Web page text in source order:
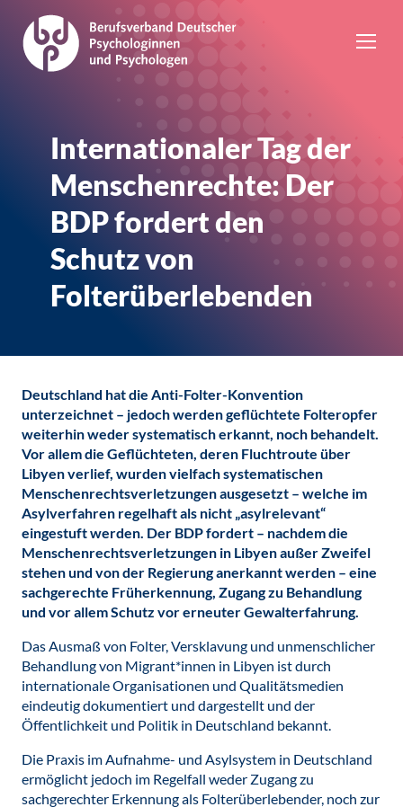
Internationaler Tag der
Menschenrechte: Der
BDP fordert den
Schutz von
Folterüberlebenden
Deutschland hat die Anti-Folter-Konvention
unterzeichnet – jedoch werden geflüchtete Folteropfer
weiterhin weder systematisch erkannt, noch behandelt.
Vor allem die Geflüchteten, deren Fluchtroute über
Libyen verlief, wurden vielfach systematischen
Menschenrechtsverletzungen ausgesetzt – welche im
Asylverfahren regelhaft als nicht „asylrelevant“
eingestuft werden. Der BDP fordert – nachdem die
Menschenrechtsverletzungen in Libyen außer Zweifel
stehen und von der Regierung anerkannt werden – eine
sachgerechte Früherkennung, Zugang zu Behandlung
und vor allem Schutz vor erneuter Gewalterfahrung.
Das Ausmaß von Folter, Versklavung und unmenschlicher
Behandlung von Migrant*innen in Libyen ist durch
internationale Organisationen und Qualitätsmedien
eindeutig dokumentiert und dargestellt und der
Öffentlichkeit und Politik in Deutschland bekannt.
Die Praxis im Aufnahme- und Asylsystem in Deutschland
ermöglicht jedoch im Regelfall weder Zugang zu
sachgerechter Erkennung als Folterüberlebender, noch zur